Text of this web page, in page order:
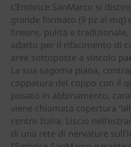
L’Embrice SanMarco si
grande formato (9 pz al mq)
lineare, pulita e tradizionale,
adatto per il rifacimento di
aree sottoposte a vincolo
La sua sagoma piana,
coppatura del coppo con il
posato in abbinamento,
viene chiamata copertura
centro Italia. Liscio
di una rete di nervature